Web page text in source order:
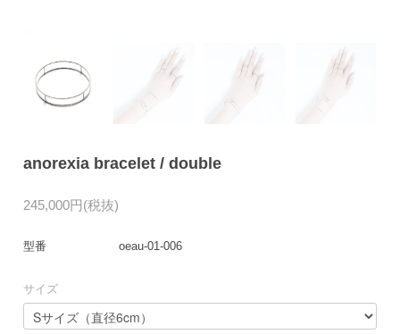
anorexia bracelet / double
245,000円(税抜)
型番 oeau-01-006
サイズ